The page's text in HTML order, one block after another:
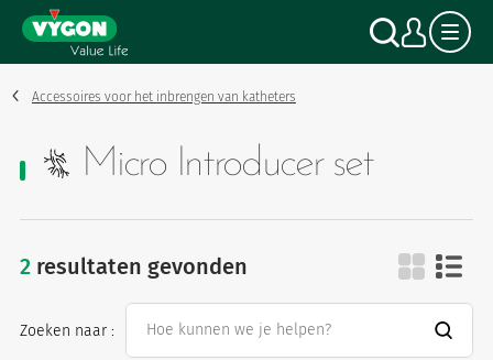
Cookies beheer paneel
Overslaan
de
inhoud
gaan
Zoek
Mijn
Accessoires voor het inbrengen van katheters
Micro Introducer set
2resultaten gevonden micro introducer set
Zoeken naar :